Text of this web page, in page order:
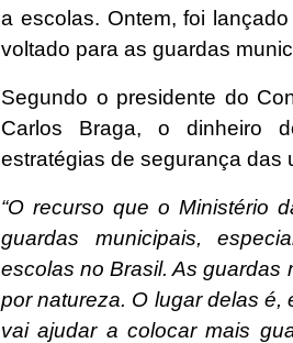
a escolas. Ontem, foi
voltado para as guardas
Segundo o presidente do
Carlos Braga, o dinheiro
estratégias de segurança das
“O recurso que o Ministério
guardas municipais,
escolas no Brasil. As guardas
por natureza. O lugar delas
vai ajudar a colocar mais